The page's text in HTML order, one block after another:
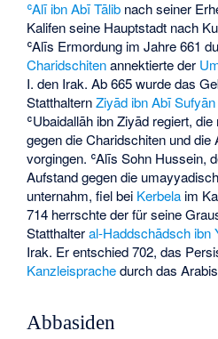
ʿAlī ibn Abī Tālib nach seiner
Kalifen seine Hauptstadt nach
ʿAlīs Ermordung im Jahre 661
Charidschitenannektierte der
I. den Irak. Ab 665 wurde das
StatthalternZiyād ibn Abī Sufyān
ʿUbaidallāh ibn Ziyād regiert,
gegen die Charidschiten und die
vorgingen. ʿAlīs Sohn Hussein,
Aufstand gegen die
unternahm, fiel bei Kerbela im
714 herrschte der für seine
Statthalteral-Haddschādsch ibn
Irak. Er entschied 702, das
Kanzleisprachedurch das
Abbasiden